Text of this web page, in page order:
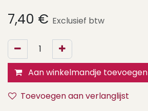
7,40 € Exclusief btw
Aan winkelmandje toevoegen
Toevoegen aan verlanglijst